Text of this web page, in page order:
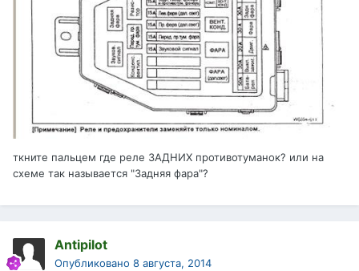
ткните пальцем где реле ЗАДНИХ противотуманок? или на
схеме так называется "Задняя фара"?
Antipilot
Опубликовано 8 августа, 2014